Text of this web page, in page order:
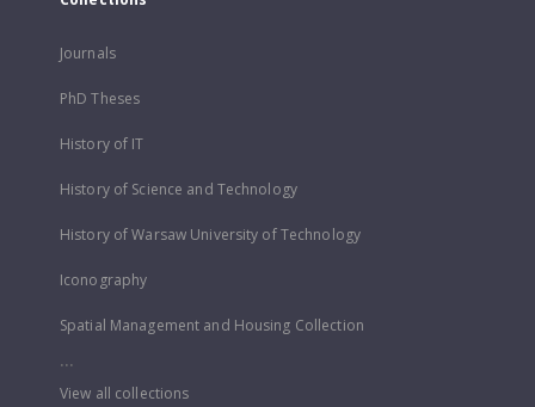
Journals
PhD Theses
History of IT
History of Science and Technology
History of Warsaw University of Technology
Iconography
Spatial Management and Housing Collection
...
View all collections